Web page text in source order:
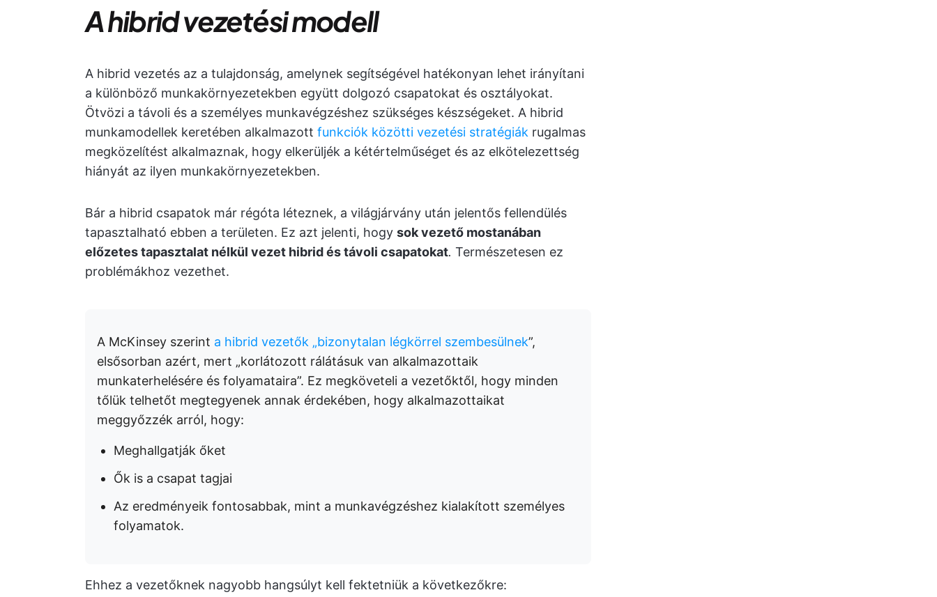
A hibrid vezetési modell
A hibrid vezetés az a tulajdonság, amelynek segítségével hatékonyan lehet irányítani
a különböző munkakörnyezetekben együtt dolgozó csapatokat és osztályokat.
Ötvözi a távoli és a személyes munkavégzéshez szükséges készségeket. A hibrid
munkamodellek keretében alkalmazott funkciók közötti vezetési stratégiák rugalmas
megközelítést alkalmaznak, hogy elkerüljék a kétértelműséget és az elkötelezettség
hiányát az ilyen munkakörnyezetekben.
Bár a hibrid csapatok már régóta léteznek, a világjárvány után jelentős fellendülés
tapasztalható ebben a területen. Ez azt jelenti, hogy sok vezető mostanában
előzetes tapasztalat nélkül vezet hibrid és távoli csapatokat. Természetesen ez
problémákhoz vezethet.
A McKinsey szerint a hibrid vezetők „bizonytalan légkörrel szembesülnek”,
elsősorban azért, mert „korlátozott rálátásuk van alkalmazottaik
munkaterhelésére és folyamataira”. Ez megköveteli a vezetőktől, hogy minden
tőlük telhetőt megtegyenek annak érdekében, hogy alkalmazottaikat
meggyőzzék arról, hogy:
Meghallgatják őket
Ők is a csapat tagjai
Az eredményeik fontosabbak, mint a munkavégzéshez kialakított személyes
folyamatok.
Ehhez a vezetőknek nagyobb hangsúlyt kell fektetniük a következőkre: